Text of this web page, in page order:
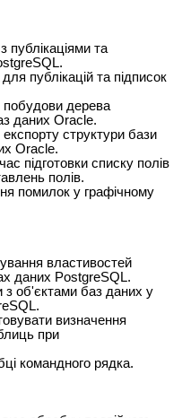
публікаціями та
публікацій та підписок
побудови дерева
даних Oracle.
структури бази
Oracle.
підготовки списку полів
полів.
помилок у графічному
властивостей
даних PostgreSQL.
з об'єктами баз даних у
визначення
при
командного рядка.